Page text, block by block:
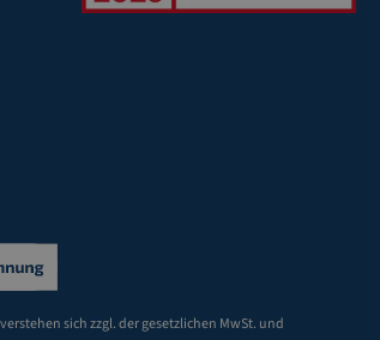
sich zzgl. der gesetzlichen MwSt. und